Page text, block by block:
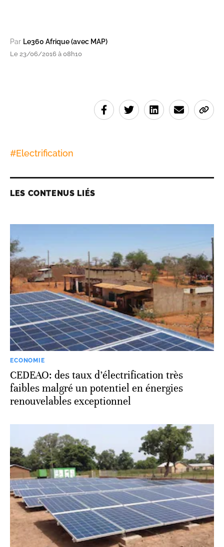
Par Le360 Afrique (avec MAP)
Le 23/06/2016 à 08h10
#Electrification
LES CONTENUS LIÉS
ECONOMIE
CEDEAO: des taux d’électrification très
faibles malgré un potentiel en énergies
renouvelables exceptionnel